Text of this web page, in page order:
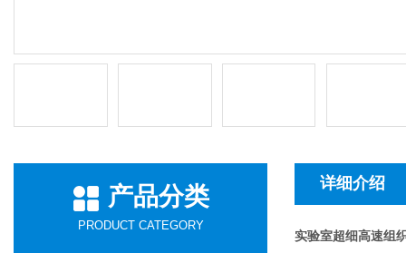
产品分类
PRODUCT CATEGORY
详细介绍
实验室超细高速组